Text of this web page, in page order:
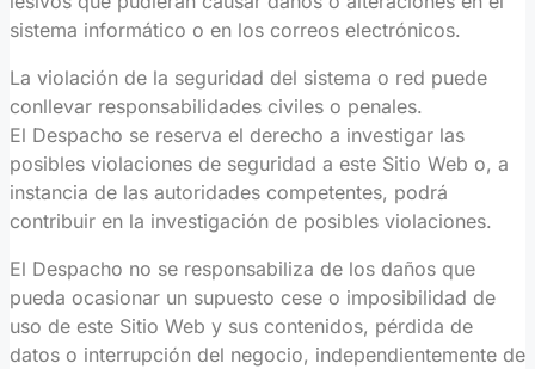
sistema informático o en los correos electrónicos.
La violación de la seguridad del sistema o red puede
conllevar responsabilidades civiles o penales.
El Despacho se reserva el derecho a investigar las
posibles violaciones de seguridad a este Sitio Web o, a
instancia de las autoridades competentes, podrá
contribuir en la investigación de posibles violaciones.
El Despacho no se responsabiliza de los daños que
pueda ocasionar un supuesto cese o imposibilidad de
uso de este Sitio Web y sus contenidos, pérdida de
datos o interrupción del negocio, independientemente de